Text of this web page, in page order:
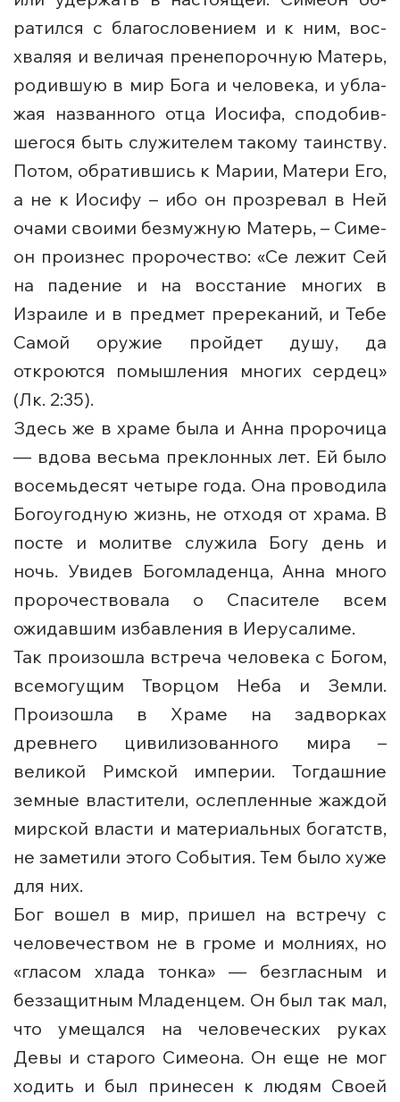
ратился с бла­го­сло­ве­ни­ем и к ним, вос­
хва­ляя и ве­ли­чая пре­не­по­роч­ную Матерь,
ро­див­шую в мир Бо­га и че­ло­ве­ка, и убла­
жая названного от­ца Иосифа, спо­до­бив­
ше­го­ся быть слу­жи­те­лем та­ко­му та­ин­ству.
По­том, об­ра­тившись к Ма­рии, Ма­те­ри Его,
а не к Иоси­фу – ибо он про­зре­вал в Ней
оча­ми сво­и­ми без­муж­ную Ма­терь, – Си­ме­
он про­из­нес пророчество: «Се лежит Сей
на падение и на восстание многих в
Израиле и в предмет пререканий, и Тебе
Самой оружие пройдет душу, да
откроются помышления многих сердец»
(Лк. 2:35).
Здесь же в хра­ме бы­ла и Ан­на про­ро­чи­ца
— вдо­ва весьма преклонных лет. Ей бы­ло
во­семь­де­сят че­ты­ре го­да. Она про­во­ди­ла
Бо­го­угодную жизнь, не от­хо­дя от хра­ма. В
по­сте и мо­лит­ве слу­жила Бо­гу день и
ночь. Увидев Богомладенца, Анна мно­го
про­ро­че­ство­ва­ла о Спасителе всем
ожидавшим избавления в Иерусалиме.
Так произошла встреча человека с Богом,
всемогущим Творцом Неба и Земли.
Произошла в Храме на задворках
древнего цивилизованного мира –
великой Римской империи. Тогдашние
земные властители, ослепленные жаждой
мирской власти и материальных богатств,
не заметили этого События. Тем было хуже
для них.
Бог вошел в мир, пришел на встречу с
человечеством не в громе и молниях, но
«гласом хлада тонка» — безгласным и
беззащитным Младенцем. Он был так мал,
что умещался на человеческих руках
Девы и старого Симеона. Он еще не мог
ходить и был принесен к людям Своей